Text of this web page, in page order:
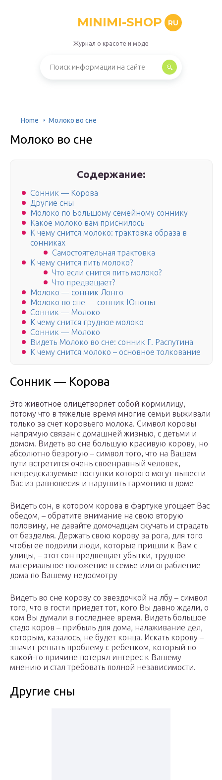
MINIMI-SHOP RU
Журнал о красоте и моде
Home Молоко во сне
Молоко во сне
Содержание:
Сонник — Корова
Другие сны
Молоко по Большому семейному соннику
Какое молоко вам приснилось
К чему снится молоко: трактовка образа в
сонниках
Самостоятельная трактовка
К чему снится пить молоко?
Что если снится пить молоко?
Что предвещает?
Молоко — сонник Лонго
Молоко во сне — сонник Юноны
Сонник — Молоко
К чему снится грудное молоко
Сонник — Молоко
Видеть Молоко во сне: сонник Г. Распутина
К чему снится молоко – основное толкование
Сонник — Корова
Это животное олицетворяет собой кормилицу,
потому что в тяжелые время многие семьи выживали
только за счет коровьего молока. Символ коровы
напрямую связан с домашней жизнью, с детьми и
домом. Видеть во сне большую красивую корову, но
абсолютно безрогую – символ того, что на Вашем
пути встретится очень своенравный человек,
непредсказуемые поступки которого могут вывести
Вас из равновесия и нарушить гармонию в доме
Видеть сон, в котором корова в фартуке угощает Вас
обедом, – обратите внимание на свою вторую
половину, не давайте домочадцам скучать и страдать
от безделья. Держать свою корову за рога, для того
чтобы ее подоили люди, которые пришли к Вам с
улицы, – этот сон предвещает убытки, трудное
материальное положение в семье или ограбление
дома по Вашему недосмотру
Видеть во сне корову со звездочкой на лбу – символ
того, что в гости приедет тот, кого Вы давно ждали, о
ком Вы думали в последнее время. Видеть большое
стадо коров – прибыль для дома, налаживание дел,
которым, казалось, не будет конца. Искать корову –
значит решать проблему с ребенком, который по
какой-то причине потерял интерес к Вашему
мнению и стал требовать полной независимости.
Другие сны